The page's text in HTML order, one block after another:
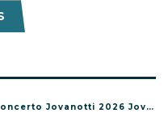
Jovanotti 2026 Jova Summer Party: viaggia con i fan